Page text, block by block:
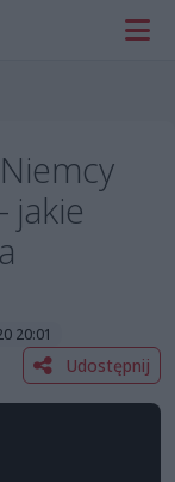
jakie
20:01
Udostępnij